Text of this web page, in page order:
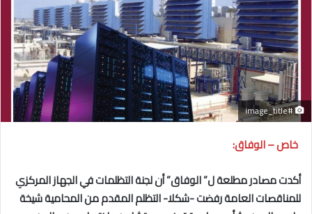
#image_title
خاص – الوفاق:
أكدت مصادر مطلعة ل” الوفاق” أنلجنة التظلماتفي الجهاز المركزي
للمناقصات العامةرفضت -شكلا- التظلم المقدم من المحامية شيخة